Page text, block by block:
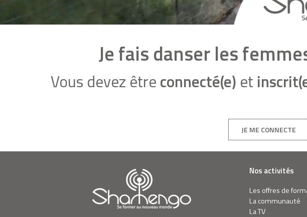
Je fais danser les
Vous devez êtreconnecté(e) et
JE ME CONNECTE
Nos activités
Les offres de
La communauté
La TV